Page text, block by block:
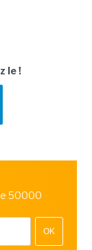
le !
50000
OK